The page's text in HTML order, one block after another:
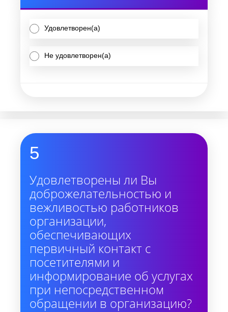
Удовлетворен(а)
Не удовлетворен(а)
5
Удовлетворены ли Вы
доброжелательностью и
вежливостью работников
организации,
обеспечивающих
первичный контакт с
посетителями и
информирование об услугах
при непосредственном
обращении в организацию?